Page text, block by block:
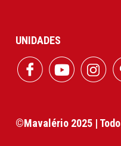
UNIDADES
©Mavalério 2025 |